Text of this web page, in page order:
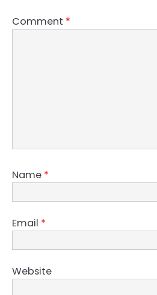
Comment *
Name *
Email *
Website